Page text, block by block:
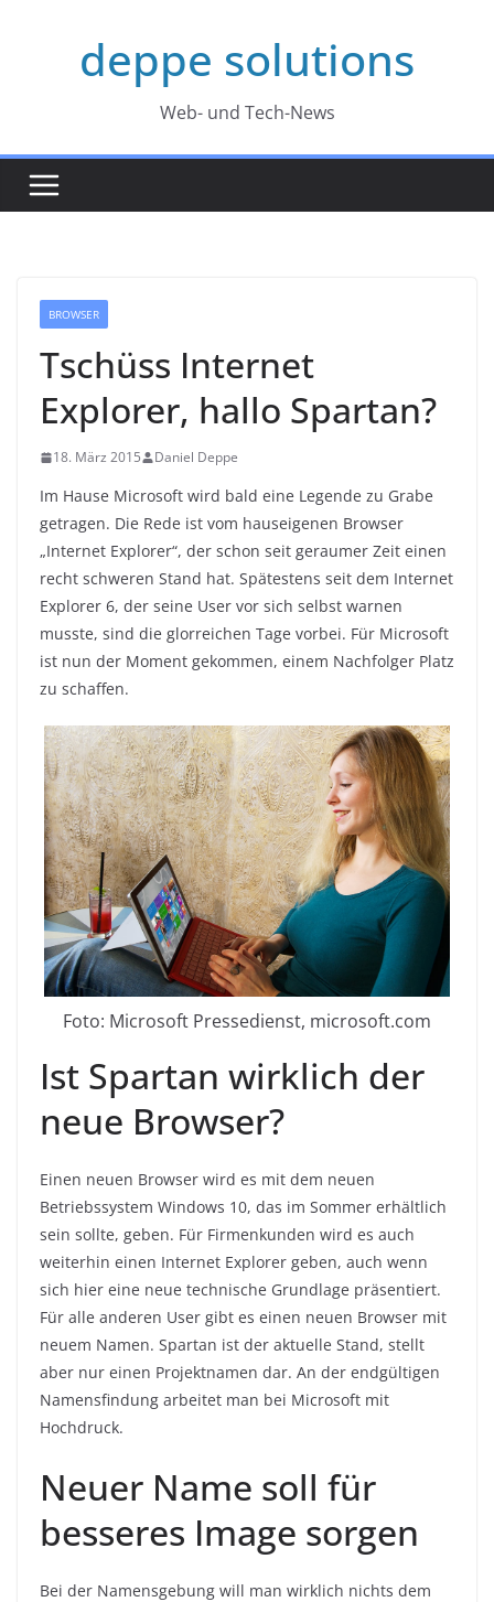
deppe solutions
Web- und Tech-News
BROWSER
Tschüss Internet
Explorer, hallo Spartan?
18. März 2015 Daniel Deppe
Im Hause Microsoft wird bald eine Legende zu Grabe
getragen. Die Rede ist vom hauseigenen Browser
„Internet Explorer“, der schon seit geraumer Zeit einen
recht schweren Stand hat. Spätestens seit dem Internet
Explorer 6, der seine User vor sich selbst warnen
musste, sind die glorreichen Tage vorbei. Für Microsoft
ist nun der Moment gekommen, einem Nachfolger Platz
zu schaffen.
Foto: Microsoft Pressedienst, microsoft.com
Ist Spartan wirklich der
neue Browser?
Einen neuen Browser wird es mit dem neuen
Betriebssystem Windows 10, das im Sommer erhältlich
sein sollte, geben. Für Firmenkunden wird es auch
weiterhin einen Internet Explorer geben, auch wenn
sich hier eine neue technische Grundlage präsentiert.
Für alle anderen User gibt es einen neuen Browser mit
neuem Namen. Spartan ist der aktuelle Stand, stellt
aber nur einen Projektnamen dar. An der endgültigen
Namensfindung arbeitet man bei Microsoft mit
Hochdruck.
Neuer Name soll für
besseres Image sorgen
Bei der Namensgebung will man wirklich nichts dem